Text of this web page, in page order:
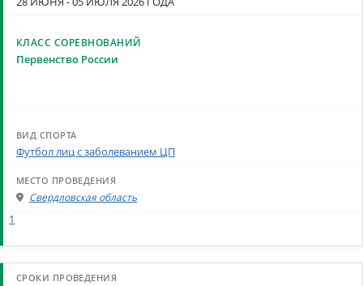
Первенство России
Футбол лиц с заболеванием ЦП
Свердловская область
1